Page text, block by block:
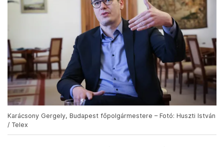
Karácsony Gergely, Budapest főpolgármestere – Fotó: Huszti István
/ Telex